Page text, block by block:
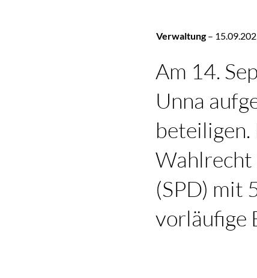
Verwaltung–
Am 14.
Unna
beteiligen.
Wahlrecht
(SPD) mit
vorläufige